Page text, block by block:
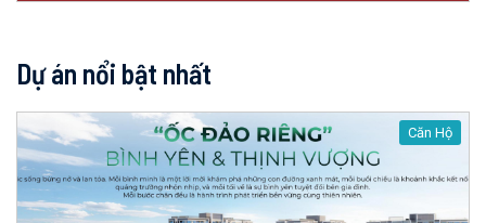
Dự án nổi bật nhất
Căn Hộ